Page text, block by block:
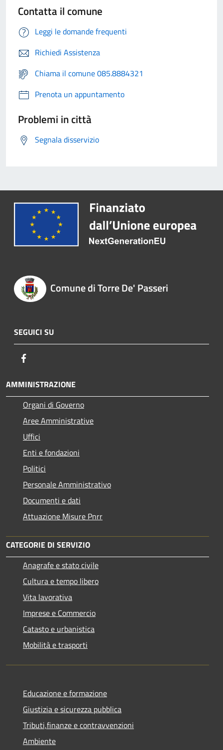
Contatta il comune
Leggi le domande frequenti
Richiedi Assistenza
Chiama il comune 085.8884321
Prenota un appuntamento
Problemi in città
Segnala disservizio
Comune di Torre De' Passeri
SEGUICI SU
AMMINISTRAZIONE
Organi di Governo
Aree Amministrative
Uffici
Enti e fondazioni
Politici
Personale Amministrativo
Documenti e dati
Attuazione Misure Pnrr
CATEGORIE DI SERVIZIO
Anagrafe e stato civile
Cultura e tempo libero
Vita lavorativa
Imprese e Commercio
Catasto e urbanistica
Mobilità e trasporti
Educazione e formazione
Giustizia e sicurezza pubblica
Tributi,finanze e contravvenzioni
Ambiente